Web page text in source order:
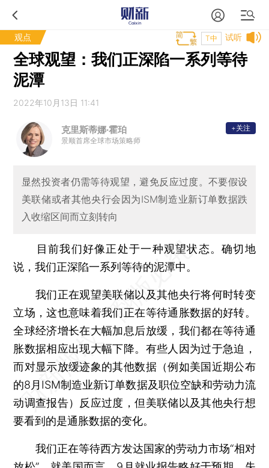
观点 试听
T中
全球观望：我们正深陷一系列等待
泥潭
2022年10月13日 11:41
克里斯蒂娜·霍珀
景顺首席全球市场策略师
+关注
显然投资者仍需等待观望，避免反应过度。不要假设
美联储或者其他央行会因为ISM制造业新订单数据跌
入收缩区间而立刻转向
目前我们好像正处于一种观望状态。确切地
说，我们正深陷一系列等待的泥潭中。
我们正在观望美联储以及其他央行将何时转变
立场，这也意味着我们正在等待通胀数据的好转。
全球经济增长在大幅加息后放缓，我们都在等待通
胀数据相应出现大幅下降。有些人因为过于急迫，
而对显示放缓迹象的其他数据（例如美国近期公布
的8月ISM制造业新订单数据及职位空缺和劳动力流
动调查报告）反应过度，但美联储以及其他央行想
要看到的是通胀数据的变化。
我们正在等待西方发达国家的劳动力市场“相对